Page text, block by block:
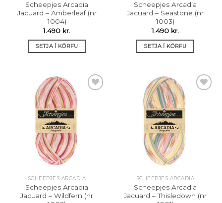
Scheepjes Arcadia
Jacuard – Amberleaf (nr
1004)
1.490 kr.
SETJA Í KÖRFU
Scheepjes Arcadia
Jacuard – Seastone (nr
1003)
1.490 kr.
SETJA Í KÖRFU
SCHEEPJES ARCADIA
Scheepjes Arcadia
Jacuard – Wildfern (nr
SCHEEPJES ARCADIA
Scheepjes Arcadia
Jacuard – Thisledown (nr